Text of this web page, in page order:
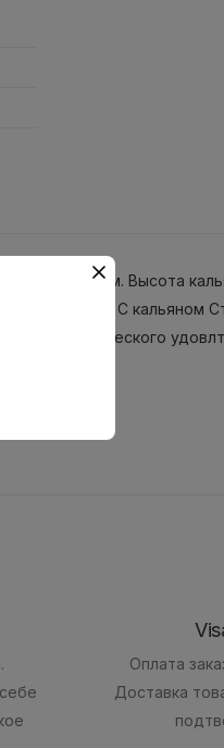
дизайном. Высота
и шахты. С кальяном
эстетического
Оплата
Доставка